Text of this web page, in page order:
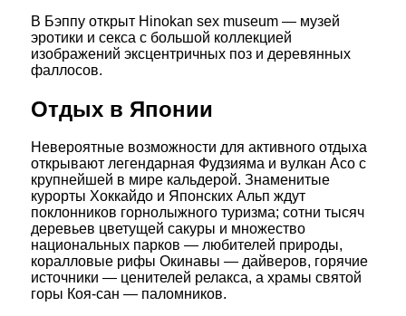
В Бэппу открыт Hinokan sex museum — музей
эротики и секса с большой коллекцией
изображений эксцентричных поз и деревянных
фаллосов.
Отдых в Японии
Невероятные возможности для активного отдыха
открывают легендарная Фудзияма и вулкан Асо с
крупнейшей в мире кальдерой. Знаменитые
курорты Хоккайдо и Японских Альп ждут
поклонников горнолыжного туризма; сотни тысяч
деревьев цветущей сакуры и множество
национальных парков — любителей природы,
коралловые рифы Окинавы — дайверов, горячие
источники — ценителей релакса, а храмы святой
горы Коя-сан — паломников.